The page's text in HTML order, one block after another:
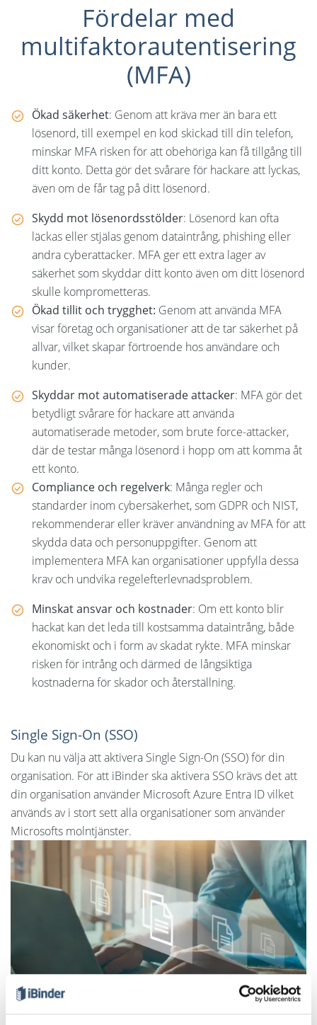
Fördelar med
multifaktorautentisering
(MFA)
Ökad säkerhet: Genom att kräva mer än bara ett
lösenord, till exempel en kod skickad till din telefon,
minskar MFA risken för att obehöriga kan få tillgång till
ditt konto. Detta gör det svårare för hackare att lyckas,
även om de får tag på ditt lösenord.
Skydd mot lösenordsstölder: Lösenord kan ofta
läckas eller stjälas genom dataintrång, phishing eller
andra cyberattacker. MFA ger ett extra lager av
säkerhet som skyddar ditt konto även om ditt lösenord
skulle komprometteras.
Ökad tillit och trygghet: Genom att använda MFA
visar företag och organisationer att de tar säkerhet på
allvar, vilket skapar förtroende hos användare och
kunder.
Skyddar mot automatiserade attacker: MFA gör det
betydligt svårare för hackare att använda
automatiserade metoder, som brute force-attacker,
där de testar många lösenord i hopp om att komma åt
ett konto.
Compliance och regelverk: Många regler och
standarder inom cybersäkerhet, som GDPR och NIST,
rekommenderar eller kräver användning av MFA för att
skydda data och personuppgifter. Genom att
implementera MFA kan organisationer uppfylla dessa
krav och undvika regelefterlevnadsproblem.
Minskat ansvar och kostnader: Om ett konto blir
hackat kan det leda till kostsamma dataintrång, både
ekonomiskt och i form av skadat rykte. MFA minskar
risken för intrång och därmed de långsiktiga
kostnaderna för skador och återställning.
Single Sign-On (SSO)
Du kan nu välja att aktivera Single Sign-On (SSO) för din
organisation. För att iBinder ska aktivera SSO krävs det att
din organisation använder Microsoft Azure Entra ID vilket
används av i stort sett alla organisationer som använder
Microsofts molntjänster.